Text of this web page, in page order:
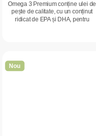
Omega 3 Premium conține ulei de
pește de calitate, cu un conținut
ridicat de EPA și DHA, pentru
Nou